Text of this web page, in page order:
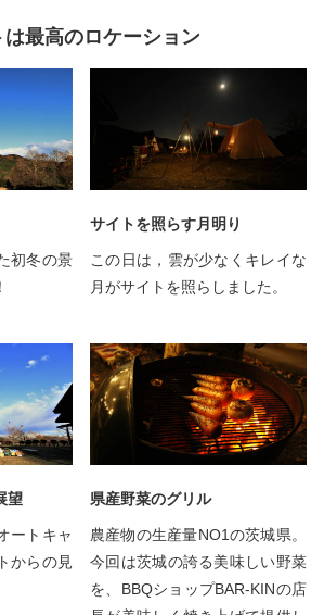
利用規約
プライバシーポリシー
は最高のロケーション
初冬の景
サイトを照らす月明り
この日は，雲が少なくキレイな
月がサイトを照らしました。
望
ートキャ
からの見
県産野菜のグリル
農産物の生産量NO1の茨城県。
今回は茨城の誇る美味しい野菜
を、BBQショップBAR-KINの店